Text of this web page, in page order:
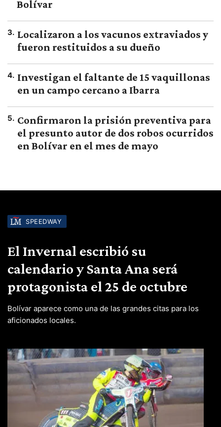
Bolívar
3. Localizaron a los vacunos extraviados y
fueron restituidos a su dueño
4. Investigan el faltante de 15 vaquillonas
en un campo cercano a Ibarra
5. Confirmaron la prisión preventiva para
el presunto autor de dos robos ocurridos
en Bolívar en el mes de mayo
SPEEDWAY
El Invernal escribió su
calendario y Santa Ana será
protagonista el 25 de octubre
Bolívar aparece como una de las grandes citas para los
aficionados locales.